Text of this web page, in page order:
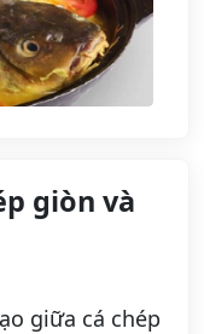
giòn và
giữa cá chép